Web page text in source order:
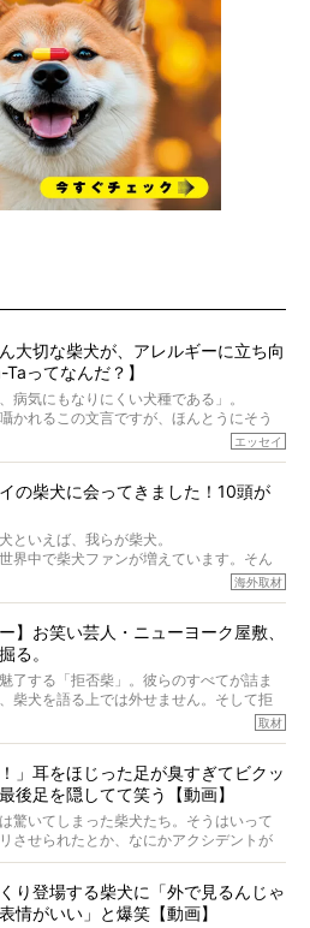
大切な柴犬が、アレルギーに立ち向
ってなんだ？】
病気にもなりにくい犬種である」。
かれるこの文言ですが、ほんとうにそう
れの個体を見ていくと、丈夫で病気にも
言えないような気もするのです。
らない」などということはないし、飼い
るべきことがある。
わる方たちすべてに読んで欲しい、ある
を得て編集しています
ージです
感想であり、効果・効能を示すものではありません
エッセイ
イの柴犬に会ってきました！10頭が
といえば、我らが柴犬。
界中で柴犬ファンが増えています。そん
フ」が目をつけたのは、南の楽園ハワイ。
つけ、今回はハワイの柴犬たちを取材して
海外取材
】お笑い芸人・ニューヨーク屋敷、
る。
了する「拒否柴」。彼らのすべてが詰ま
柴犬を語る上では外せません。そして拒
題になるのは、“映える”ことも理由のひと
。
めた、お笑いコンビ「ニューヨーク」の
拒否柴を掘っていただきました！ イン
てご覧ください。
取材
」耳をほじった足が臭すぎてビクッ
後足を隠してて笑う【動画】
驚いてしまった柴犬たち。そうはいって
させられたとか、なにかアクシデントが
いうことが原因ではありません。全ての
り登場する柴犬に「外で見るんじゃ
情がいい」と爆笑【動画】